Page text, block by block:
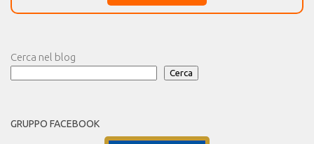
Cerca nel blog
Cerca
GRUPPO FACEBOOK